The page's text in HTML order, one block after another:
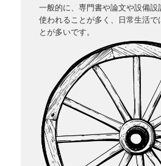
一般的に、専門書や論文や設備
使われることが多く、日常生活で
とが多いです。